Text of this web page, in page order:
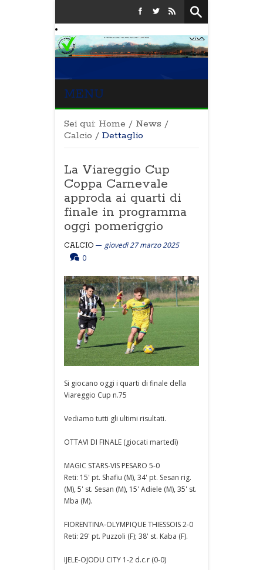
MENU
Sei qui: Home / News /
Calcio / Dettaglio
La Viareggio Cup
Coppa Carnevale
approda ai quarti di
finale in programma
oggi pomeriggio
CALCIO
giovedì 27 marzo 2025
0
Si giocano oggi i quarti di finale della
Viareggio Cup n.75
Vediamo tutti gli ultimi risultati.
OTTAVI DI FINALE (giocati martedì)
MAGIC STARS-VIS PESARO 5-0
Reti: 15' pt. Shafiu (M), 34' pt. Sesan rig.
(M), 5' st. Sesan (M), 15' Adiele (M), 35' st.
Mba (M).
FIORENTINA-OLYMPIQUE THIESSOIS 2-0
Reti: 29' pt. Puzzoli (F); 38' st. Kaba (F).
IJELE-OJODU CITY 1-2 d.c.r (0-0)